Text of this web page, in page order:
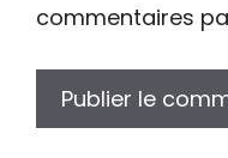
commentaires